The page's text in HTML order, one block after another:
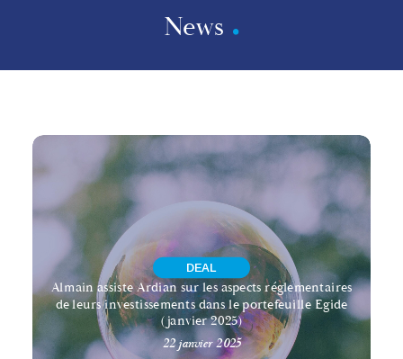
News
DEAL
Almain assiste Ardian sur les aspects réglementaires
de leurs investissements dans le portefeuille Egide
(janvier 2025)
22 janvier 2025